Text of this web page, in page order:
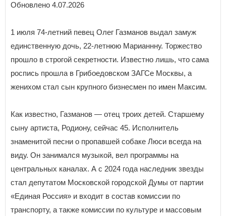
Обновлено 4.07.2026
1 июля 74-летний певец Олег Газманов выдал замуж
единственную дочь, 22-летнюю Марианнну. Торжество
прошло в строгой секретности. Известно лишь, что сама
роспись прошла в Грибоедовском ЗАГСе Москвы, а
женихом стал сын крупного бизнесмен по имен Максим.
Как известно, Газманов — отец троих детей. Старшему
сыну артиста, Родиону, сейчас 45. Исполнитель
знаменитой песни о пропавшей собаке Люси всегда на
виду. Он занимался музыкой, вел программы на
центральных каналах. А с 2024 года наследник звезды
стал депутатом Московской городской Думы от партии
«Единая Россия» и входит в состав комиссии по
транспорту, а также комиссии по культуре и массовым